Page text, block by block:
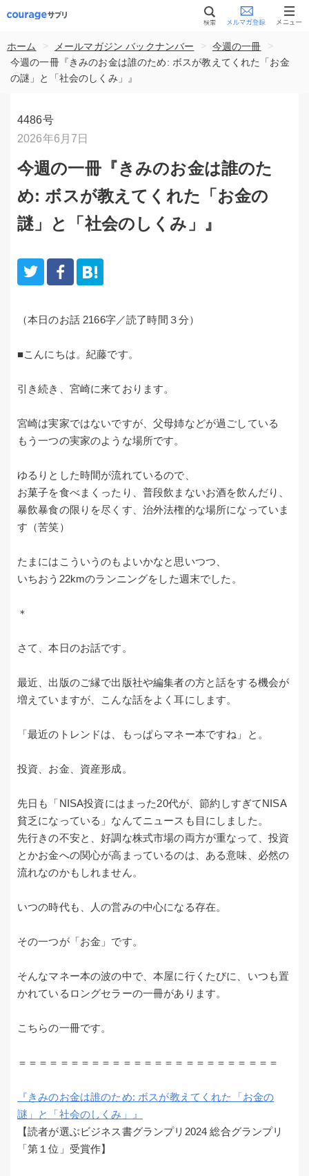
ホーム > メールマガジン バックナンバー > 今週の一冊
>
今週の一冊『きみのお金は誰のため: ボスが教えてくれた「お金
の謎」と「社会のしくみ」』
4486号
2026年6月7日
今週の一冊『きみのお金は誰のた
め: ボスが教えてくれた「お金の
謎」と「社会のしくみ」』
（本日のお話 2166字／読了時間３分）
■こんにちは。紀藤です。
引き続き、宮崎に来ております。
宮崎は実家ではないですが、父母姉などが過ごしている
もう一つの実家のような場所です。
ゆるりとした時間が流れているので、
お菓子を食べまくったり、普段飲まないお酒を飲んだり、
暴飲暴食の限りを尽くす、治外法権的な場所になっていま
す（苦笑）
たまにはこういうのもよいかなと思いつつ、
いちおう22kmのランニングをした週末でした。
＊
さて、本日のお話です。
最近、出版のご縁で出版社や編集者の方と話をする機会が
増えていますが、こんな話をよく耳にします。
「最近のトレンドは、もっぱらマネー本ですね」と。
投資、お金、資産形成。
先日も「NISA投資にはまった20代が、節約しすぎてNISA
貧乏になっている」なんてニュースも目にしました。
先行きの不安と、好調な株式市場の両方が重なって、投資
とかお金への関心が高まっているのは、ある意味、必然の
流れなのかもしれません。
いつの時代も、人の営みの中心になる存在。
その一つが「お金」です。
そんなマネー本の波の中で、本屋に行くたびに、いつも置
かれているロングセラーの一冊があります。
こちらの一冊です。
＝＝＝＝＝＝＝＝＝＝＝＝＝＝＝＝＝＝＝＝＝＝＝＝＝
『きみのお金は誰のため: ボスが教えてくれた「お金の
謎」と「社会のしくみ」』
【読者が選ぶビジネス書グランプリ2024 総合グランプリ
「第１位」受賞作】